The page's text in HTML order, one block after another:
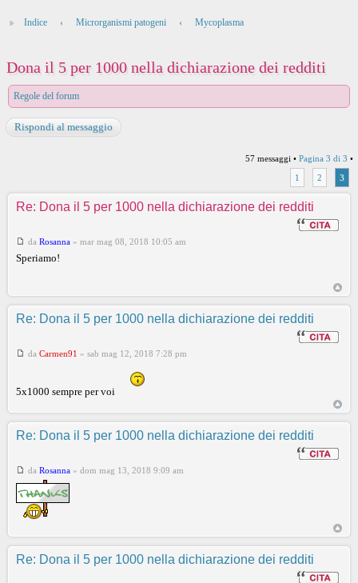
Indice ‹ Microrganismi patogeni ‹ Mycoplasma
Dona il 5 per 1000 nella dichiarazione dei redditi
Regole del forum
Rispondi al messaggio
57 messaggi • Pagina 3 di 3 •
1
2 3
Re: Dona il 5 per 1000 nella dichiarazione dei redditi
da Rosanna » mar mag 08, 2018 10:05 am
Speriamo!
Re: Dona il 5 per 1000 nella dichiarazione dei redditi
da Carmen91 » sab mag 12, 2018 7:28 pm
5x1000 sempre per voi
Re: Dona il 5 per 1000 nella dichiarazione dei redditi
da Rosanna » dom mag 13, 2018 9:09 am
Re: Dona il 5 per 1000 nella dichiarazione dei redditi